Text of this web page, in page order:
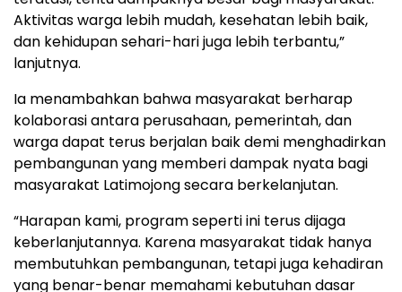
Aktivitas warga lebih mudah, kesehatan lebih baik,
dan kehidupan sehari-hari juga lebih terbantu,”
lanjutnya.
Ia menambahkan bahwa masyarakat berharap
kolaborasi antara perusahaan, pemerintah, dan
warga dapat terus berjalan baik demi menghadirkan
pembangunan yang memberi dampak nyata bagi
masyarakat Latimojong secara berkelanjutan.
“Harapan kami, program seperti ini terus dijaga
keberlanjutannya. Karena masyarakat tidak hanya
membutuhkan pembangunan, tetapi juga kehadiran
yang benar-benar memahami kebutuhan dasar